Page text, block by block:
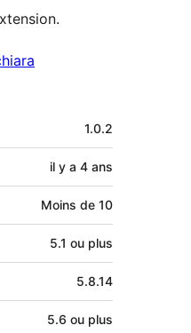
1.0.2
il y a 4 ans
Moins de 10
5.1 ou plus
5.8.14
5.6 ou plus